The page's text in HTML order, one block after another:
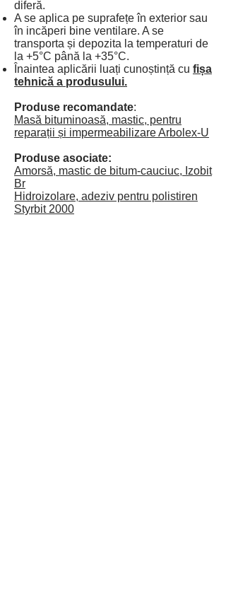
diferă.
A se aplica pe suprafețe în exterior sau
în incăperi bine ventilare. A se
transporta și depozita la temperaturi de
la +5°C până la +35°C.
Înaintea aplicării luați cunoștință cu fișa
tehnică a produsului.
Produse recomandate:
Masă bituminoasă, mastic, pentru
reparații și impermeabilizare Arbolex-U
Produse asociate:
Amorsă, mastic de bitum-cauciuc, Izobit
Br
Hidroizolare, adeziv pentru polistiren
Styrbit 2000